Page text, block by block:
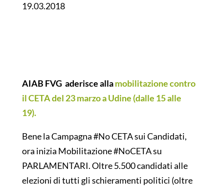
19.03.2018
AIAB FVG aderisce allamobilitazione contro
il CETA del 23 marzo a Udine (dalle 15 alle
19).
Bene la Campagna #No CETA sui Candidati,
ora inizia Mobilitazione #NoCETA su
PARLAMENTARI. Oltre 5.500 candidati alle
elezioni di tutti gli schieramenti politici (oltre